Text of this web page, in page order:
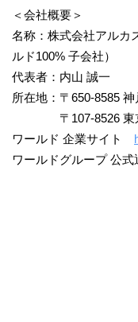
＜会社概要＞
名称：株式会社アルカ
ルド100% 子会社）
代表者：内山 誠一
所在地：〒650-8585
〒107-8526 東京
ワールド 企業サイト
ワールドグループ 公